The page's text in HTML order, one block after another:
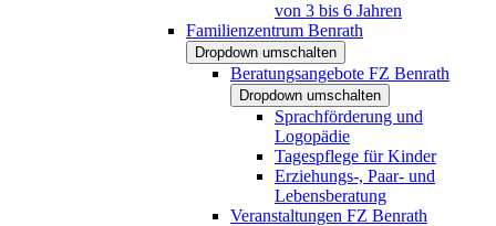
von 3 bis 6 Jahren
Familienzentrum Benrath
Dropdown umschalten
Beratungsangebote FZ Benrath
Dropdown umschalten
Sprachförderung und
Logopädie
Tagespflege für Kinder
Erziehungs-, Paar- und
Lebensberatung
Veranstaltungen FZ Benrath